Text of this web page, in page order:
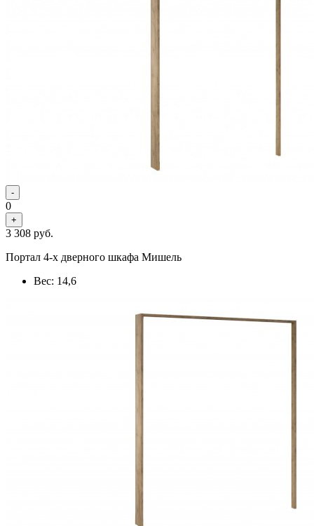
-
0
+
3 308 руб.
Портал 4-х дверного шкафа Мишель
Вес: 14,6